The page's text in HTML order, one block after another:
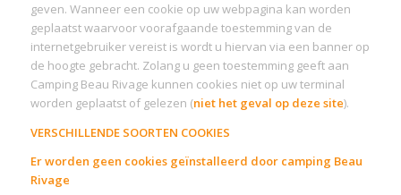
geven. Wanneer een cookie op uw webpagina kan worden
geplaatst waarvoor voorafgaande toestemming van de
internetgebruiker vereist is wordt u hiervan via een banner op
de hoogte gebracht. Zolang u geen toestemming geeft aan
Camping Beau Rivage kunnen cookies niet op uw terminal
worden geplaatst of gelezen (niet het geval op deze site).
VERSCHILLENDE SOORTEN COOKIES
Er worden geen cookies geïnstalleerd door camping Beau
Rivage